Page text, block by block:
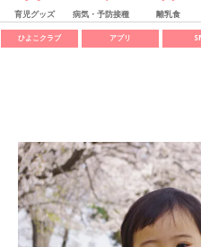
育児グッズ 病気・予防接種 離乳食
ひよこクラブ アプリ